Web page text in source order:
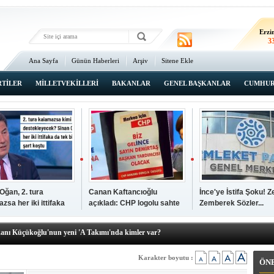
Ana Sayfa Günün Haberleri Arşiv Sitene Ekle
MİLLETVEKİLLERİ BAKANLAR GENEL BAŞKANLAR
2. tura
her iki ittifaka
şartını sundu
Canan Kaftancıoğlu
açıkladı: CHP logolu sahte
broşürleri AKP'liler
bastırmış
İnce'ye İstifa Şoku!
Zemberek Sözler...
Ali Öğdük, mazbatasını aldı…
Küçükoğlu'nun yeni 'A Takımı'nda kimler var?
Tarihi günde, tarihi açılış
Zafer Tarıkdaroğlu, oyunu memleketinde kullandı
Karakter boyutu :